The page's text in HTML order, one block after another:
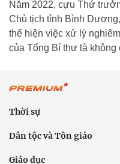
Năm 2022, cựu Thứ
Chủ tịch tỉnh Bình
thể hiện việc xử lý
của Tổng Bí thư là không
Thời sự
Dân tộc và Tôn giáo
Giáo dục